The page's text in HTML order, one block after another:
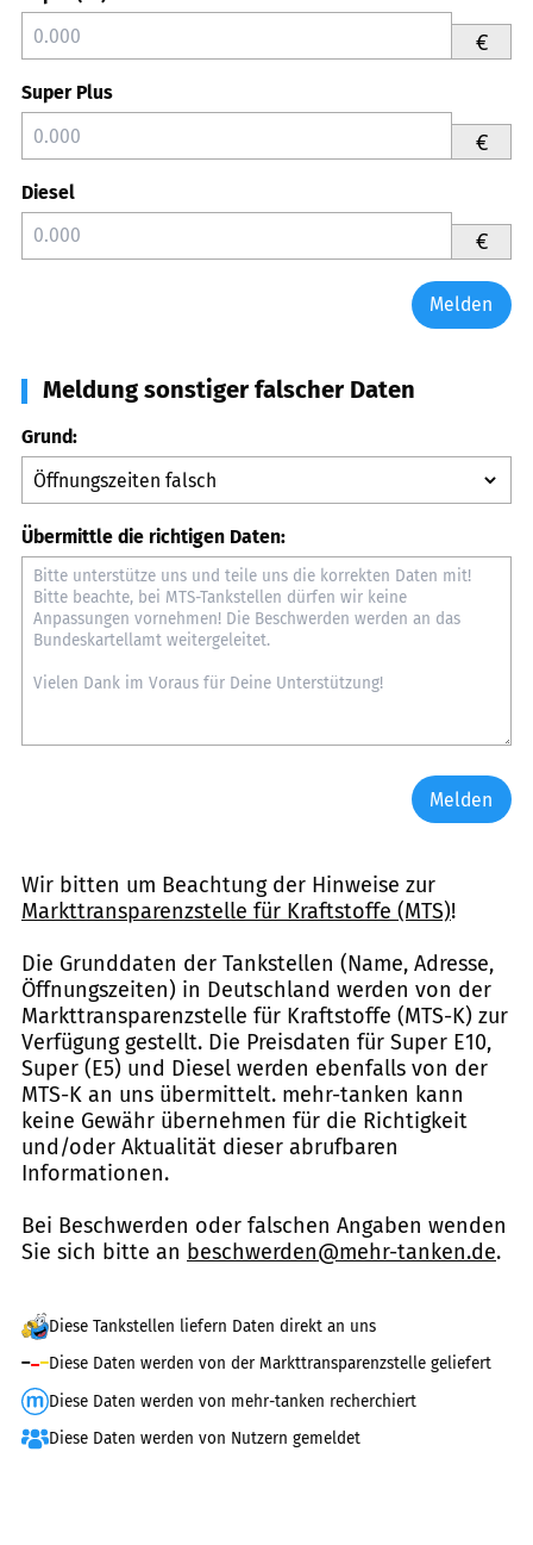
€
Super Plus
€
Diesel
€
Melden
Meldung sonstiger falscher Daten
Grund:
Übermittle die richtigen Daten:
Melden
Wir bitten um Beachtung der Hinweise zur
Markttransparenzstelle für Kraftstoffe (MTS)!
Die Grunddaten der Tankstellen (Name, Adresse,
Öffnungszeiten) in Deutschland werden von der
Markttransparenzstelle für Kraftstoffe (MTS-K) zur
Verfügung gestellt. Die Preisdaten für Super E10,
Super (E5) und Diesel werden ebenfalls von der
MTS-K an uns übermittelt. mehr-tanken kann
keine Gewähr übernehmen für die Richtigkeit
und/oder Aktualität dieser abrufbaren
Informationen.
Bei Beschwerden oder falschen Angaben wenden
Sie sich bitte an beschwerden@mehr-tanken.de.
Diese Tankstellen liefern Daten direkt an uns
Diese Daten werden von der Markttransparenzstelle geliefert
Diese Daten werden von mehr-tanken recherchiert
Diese Daten werden von Nutzern gemeldet